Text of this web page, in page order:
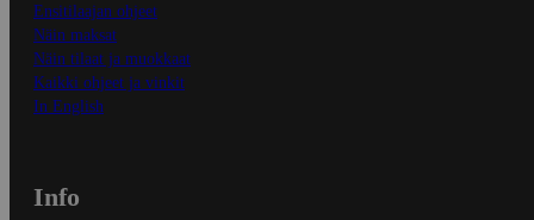
Ensitilaajan ohjeet
Näin maksat
Näin tilaat ja muokkaat
Kaikki ohjeet ja vinkit
In English
Info